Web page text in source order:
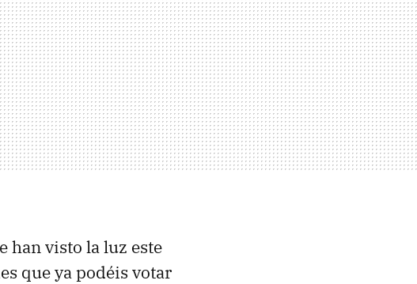
han visto la luz este
que ya podéis votar